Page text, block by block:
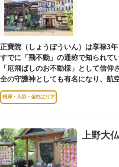
子規が病室兼書斎にしていた「病牀
暮らしだけでなく創作の様子を偲ぶ
ィア団体により大切に維持・保存さ
正寶院（しょうぼういん）は享禄3
すでに「飛不動」の通称で知られて
「厄飛ばしのお不動様」として信
全の守護神としても有名になり、航
多く参拝に訪れます。
根岸・入谷・金杉エリア
上野大